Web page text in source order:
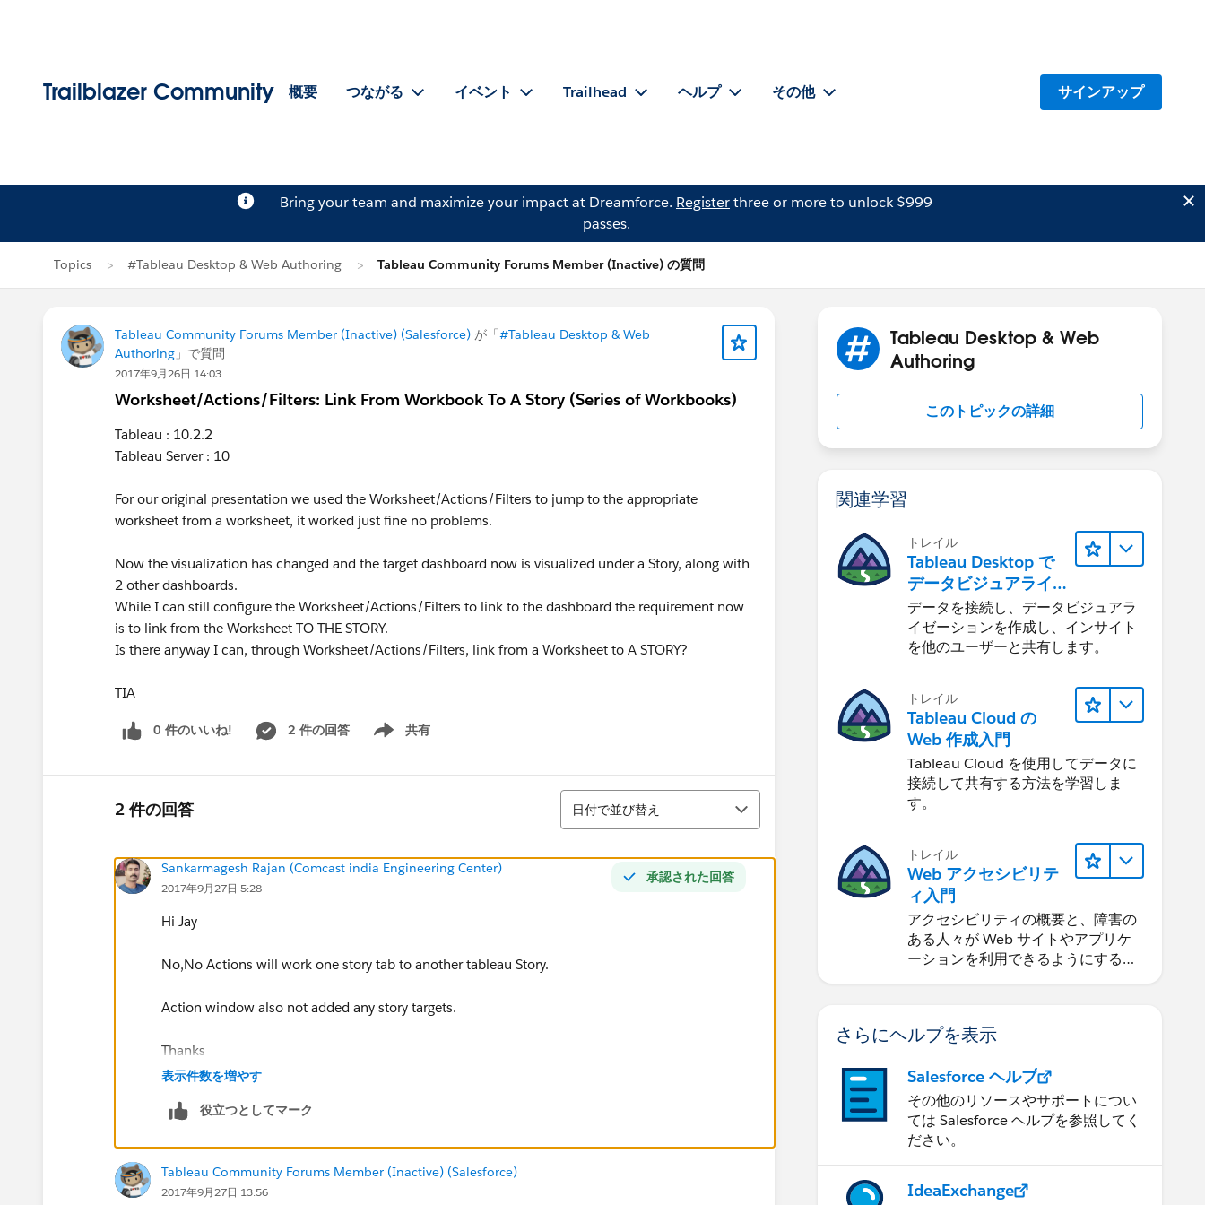
Trailblazer Community 概要 つながる イベント Trailhead ヘルプ その他 サインアップ
Bring your team and maximize your impact at Dreamforce. Registerthree or more to unlock $999
passes.
Topics #Tableau Desktop & Web Authoring Tableau Community Forums Member (Inactive) の質問
Tableau Community Forums Member (Inactive) (Salesforce) が「#Tableau Desktop & Web
Authoring 」で質問
2017年9月26日 14:03
Worksheet/Actions/Filters: Link From Workbook To A Story (Series of Workbooks)
Tableau : 10.2.2
Tableau Server : 10
For our original presentation we used the Worksheet/Actions/Filters to jump to the appropriate
worksheet from a worksheet, it worked just fine no problems.
Now the visualization has changed and the target dashboard now is visualized under a Story, along with
2 other dashboards.
While I can still configure the Worksheet/Actions/Filters to link to the dashboard the requirement now
is to link from the Worksheet TO THE STORY.
Is there anyway I can, through Worksheet/Actions/Filters, link from a Worksheet to A STORY?
TIA
0 件のいいね! 2 件の回答 共有
Show menu
2 件の回答
並び替え
日付で並び替え
承認された回答
Sankarmagesh Rajan (Comcast india Engineering Center)
2017年9月27日 5:28
Hi Jay
No,No Actions will work one story tab to another tableau Story.
Action window also not added any story targets.
Thanks
sankar
表示件数を増やす
役立つとしてマーク
Tableau Community Forums Member (Inactive) (Salesforce)
2017年9月27日 13:56
Tableau Desktop & Web
Authoring
このトピックの詳細
関連学習
トレイル
Tableau Desktop で
データビジュアライ
ゼーションをはじめ
る
データを接続し、データビジュアラ
イゼーションを作成し、インサイト
を他のユーザーと共有します。
トレイル
Tableau Cloud の
Web 作成入門
Tableau Cloud を使用してデータに
接続して共有する方法を学習しま
す。
トレイル
Web アクセシビリテ
ィ入門
アクセシビリティの概要と、障害の
ある人々が Web サイトやアプリケ
ーションを利用できるようにする方
さらにヘルプを表示
Salesforce ヘルプ
その他のリソースやサポートについ
ては Salesforce ヘルプを参照してく
ださい。
IdeaExchange